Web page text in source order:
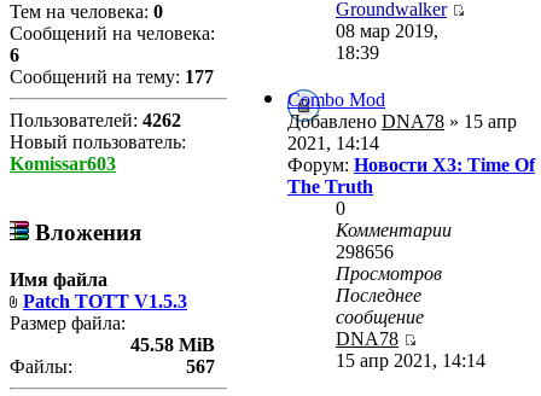
Тем на человека: 0
Сообщений на человека:
6
Сообщений на тему: 177
Пользователей: 4262
Новый пользователь:
Komissar603
Вложения
Имя файла
Patch TOTT V1.5.3
Размер файла:
45.58 MiB
Файлы:
567
Groundwalker
08 мар 2019,
18:39
Combo Mod
Добавлено DNA78 » 15 апр
2021, 14:14
Форум: Новости X3: Time Of
The Truth
0
Комментарии
298656
Просмотров
Последнее
сообщение
DNA78
15 апр 2021, 14:14